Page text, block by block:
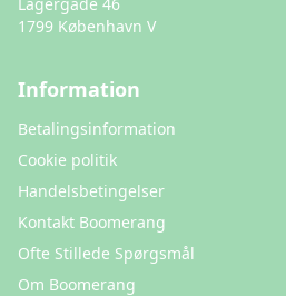
1799 København V
Information
Betalingsinformation
Cookie politik
Handelsbetingelser
Kontakt Boomerang
Ofte Stillede Spørgsmål
Om Boomerang